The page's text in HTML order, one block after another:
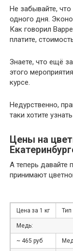
Не забывайте,
одного дня.
Как говорил
платите,
Знаете, что ещё
этого
курсе.
Недурственно,
таки хотите
Цены на
А теперь давайте
принимают
Цена за 1 кг Тип
Медь:
~ 465 руб